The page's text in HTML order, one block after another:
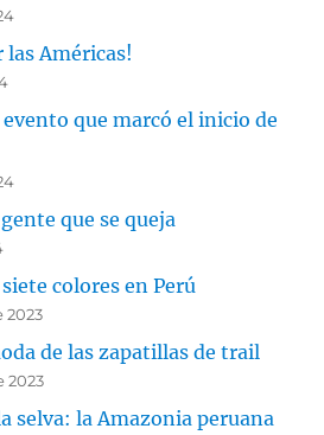
las Américas!
que marcó el inicio de
que se queja
colores en Perú
2023
de las zapatillas de trail
2023
selva: la Amazonia peruana